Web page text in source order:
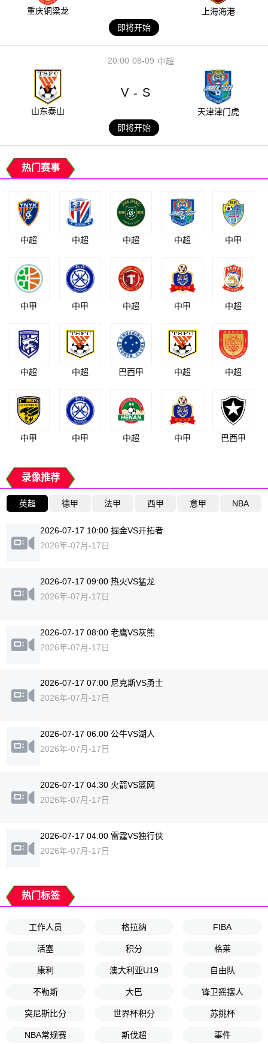
重庆铜梁龙
上海海港
即将开始
08-09
20:00 中超
山东泰山
V - S
天津津门虎
即将开始
热门赛事
中超 中超 中超 中超 中甲
中甲 中甲 中超 中甲 中超
中超 中超 巴西甲 中超 中超
中甲 中甲 中超 中甲 巴西甲
录像推荐
英超 德甲 法甲 西甲 意甲 NBA
2026-07-17 10:00 掘金VS开拓者
2026年-07月-17日
2026-07-17 09:00 热火VS猛龙
2026年-07月-17日
2026-07-17 08:00 老鹰VS灰熊
2026年-07月-17日
2026-07-17 07:00 尼克斯VS勇士
2026年-07月-17日
2026-07-17 06:00 公牛VS湖人
2026年-07月-17日
2026-07-17 04:30 火箭VS篮网
2026年-07月-17日
2026-07-17 04:00 雷霆VS独行侠
2026年-07月-17日
热门标签
工作人员 格拉纳 FIBA
活塞 积分 格莱
康利 澳大利亚U19 自由队
不勒斯 大巴 锋卫摇摆人
突尼斯比分 世界杯积分 苏挑杯
NBA常规赛 斯伐超 事件